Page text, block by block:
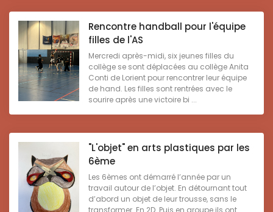
Rencontre handball pour l'équipe
filles de l'AS
Mercredi après-midi, six jeunes filles du
collège se sont déplacées au collège Anita
Conti de Lorient pour rencontrer leur équipe
de hand. Les filles sont rentrées avec le
sourire après une victoire bi ...
"L'objet" en arts plastiques par les
6ème
Les 6èmes ont démarré l’année par un
travail autour de l’objet. En détournant tout
d’abord un objet de leur trousse, sans le